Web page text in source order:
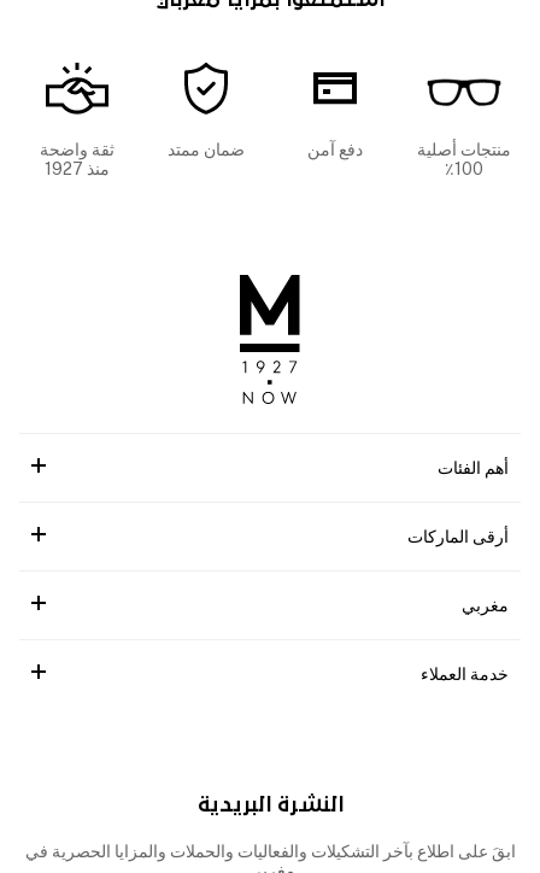
منتجات أصلية
100٪
دفع آمن ضمان ممتد
ثقة واضحة
منذ 1927
أهم الفئات
أرقى الماركات
مغربي
خدمة العملاء
النشرة البريدية
ابقَ على اطلاع بآخر التشكيلات والفعاليات والحملات والمزايا الحصرية في